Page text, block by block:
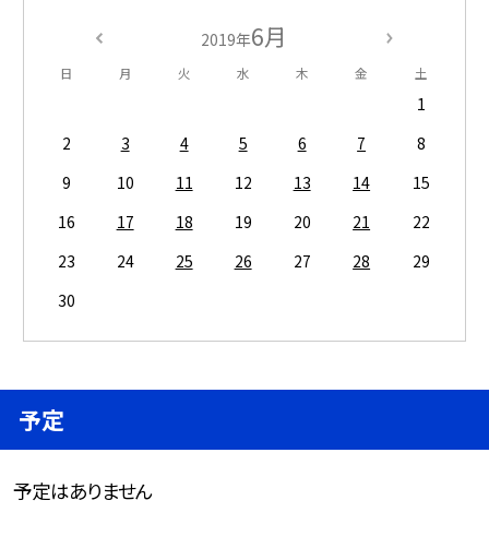
2019年6月
日 月 火 水 木 金 土
1
2
3 4 5 6 7
8
9
10 11 12 13 14
15
16
17 18 19 20 21
22
23
24 25 26 27 28
29
30
予定
予定はありません